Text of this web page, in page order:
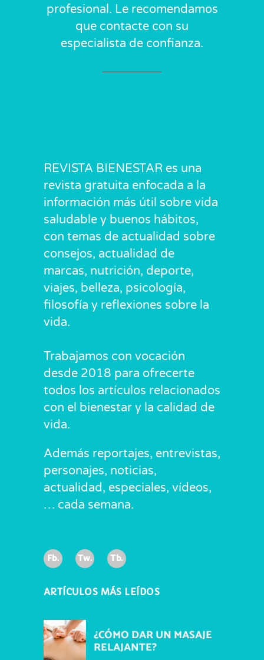
profesional. Le recomendamos
que contacte con su
especialista de confianza.
REVISTA BIENESTAR es una
revista gratuita enfocada a la
información más útil sobre vida
saludable y buenos hábitos,
con temas de actualidad sobre
consejos, actualidad de
marcas, nutrición, deporte,
viajes, belleza, psicología,
filosofía y reflexiones sobre la
vida.
Trabajamos con vocación
desde 2018 para ofrecerte
todos los artículos relacionados
con el bienestar y la calidad de
vida.
Además reportajes, entrevistas,
personajes, noticias,
actualidad, especiales, vídeos,
… cada semana.
Fb. Tw. Tb.
ARTÍCULOS MÁS LEÍDOS
¿CÓMO DAR UN MASAJE
RELAJANTE?